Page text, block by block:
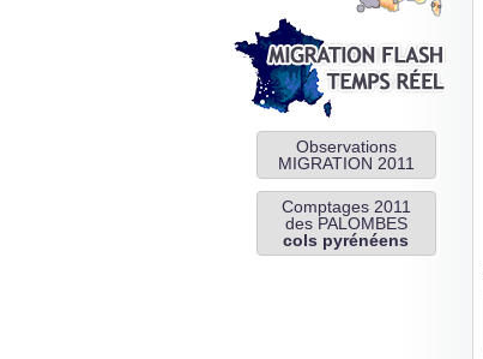
Observations
MIGRATION 2011
Comptages 2011
des PALOMBES
cols pyrénéens